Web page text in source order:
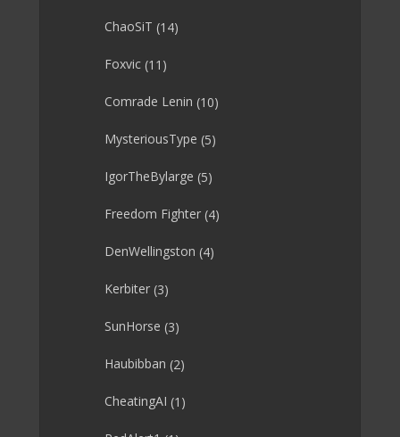
ChaoSiT (14)
Foxvic (11)
Comrade Lenin (10)
MysteriousType (5)
IgorTheBylarge (5)
Freedom Fighter (4)
DenWellingston (4)
Kerbiter (3)
SunHorse (3)
Haubibban (2)
CheatingAI (1)